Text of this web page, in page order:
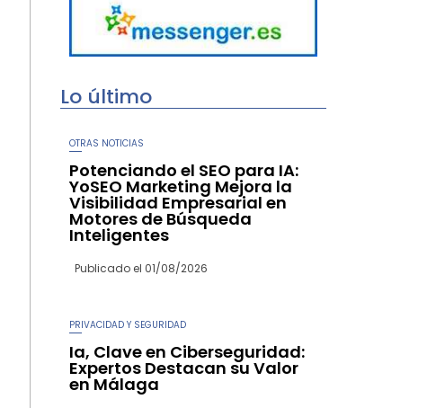
Lo último
OTRAS NOTICIAS
Potenciando el SEO para IA:
YoSEO Marketing Mejora la
Visibilidad Empresarial en
Motores de Búsqueda
Inteligentes
Publicado el 01/08/2026
PRIVACIDAD Y SEGURIDAD
Ia, Clave en Ciberseguridad:
Expertos Destacan su Valor
en Málaga